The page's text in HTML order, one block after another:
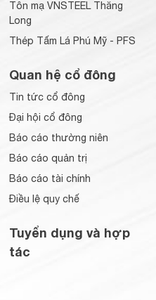
Tôn mạ VNSTEEL Thăng
Long
Thép Tấm Lá Phú Mỹ - PFS
Quan hệ cổ đông
Tin tức cổ đông
Đại hội cổ đông
Báo cáo thường niên
Báo cáo quản trị
Báo cáo tài chính
Điều lệ quy chế
Tuyển dụng và hợp
tác